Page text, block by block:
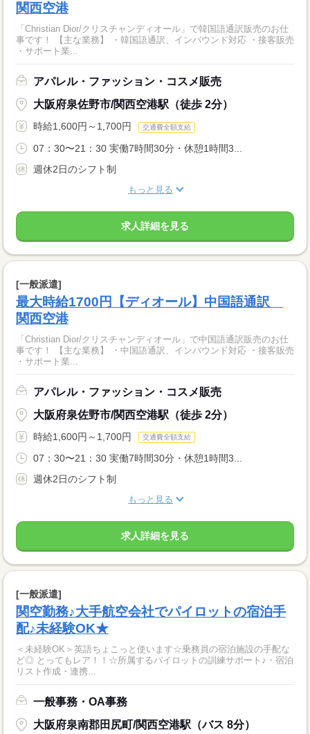
関西空港
「Christian Dior/クリスチャンディオール」で韓国語通訳販売のお仕
事です！ 【主な業務】 ・韓国語通訳、インバウンド対応 ・接客販売
・サポート業...
アパレル・ファッション・コスメ販売
大阪府泉佐野市/関西空港駅（徒歩 2分）
時給1,600円～1,700円 交通費全額支給
07：30〜21：30 実働7時間30分・休憩1時間3...
週休2日のシフト制
もっと見る
求人詳細を見る
[一般派遣]
最大時給1700円【ディオール】中国語通訳
関西空港
「Christian Dior/クリスチャンディオール」で中国語通訳販売のお仕
事です！ 【主な業務】 ・中国語通訳、インバウンド対応 ・接客販売
・サポート業...
アパレル・ファッション・コスメ販売
大阪府泉佐野市/関西空港駅（徒歩 2分）
時給1,600円～1,700円 交通費全額支給
07：30〜21：30 実働7時間30分・休憩1時間3...
週休2日のシフト制
もっと見る
求人詳細を見る
[一般派遣]
関空勤務♪大手航空会社でパイロットの宿泊手
配♪未経験OK★
＜未経験OK＞英語ちょこっと使います☆乗務員の宿泊施設の手配な
ど◎ とってもレア！！☆所属するパイロットの訓練サポート♪・宿泊
リスト作成・連携...
一般事務・OA事務
大阪府泉南郡田尻町/関西空港駅（バス 8分）